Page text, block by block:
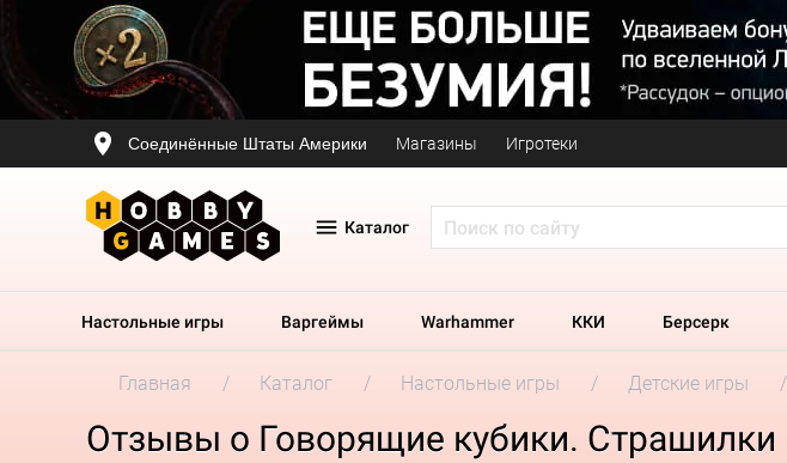
Соединённые Штаты Америки Магазины Игротеки
Каталог
Настольные игры Варгеймы Warhammer ККИ Берсерк
Главная Каталог Настольные игры Детские игры
Отзывы о Говорящие кубики. Страшилки